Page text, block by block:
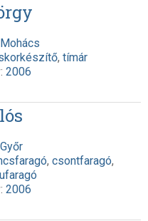
Mohács
, tímár
2006
Győr
, csontfaragó,
2006